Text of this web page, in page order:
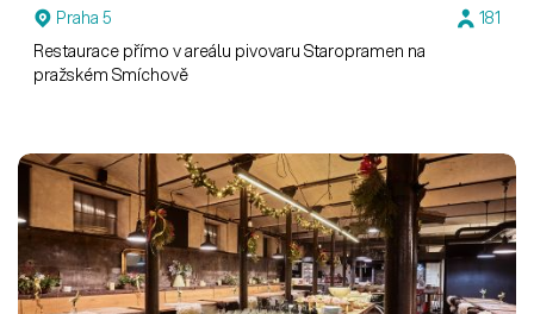
Praha 5
181
Restaurace přímo v areálu pivovaru Staropramen na
pražském Smíchově